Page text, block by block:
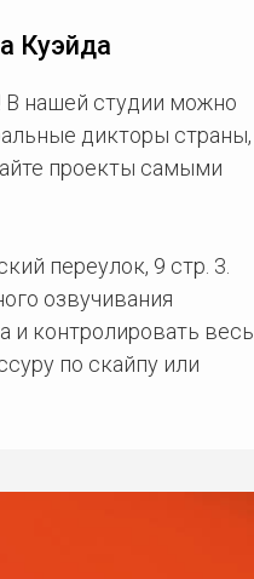
Куэйда
В нашей студии можно
дикторы страны,
проекты самыми
переулок, 9 стр. 3.
озвучивания
и контролировать весь
по скайпу или